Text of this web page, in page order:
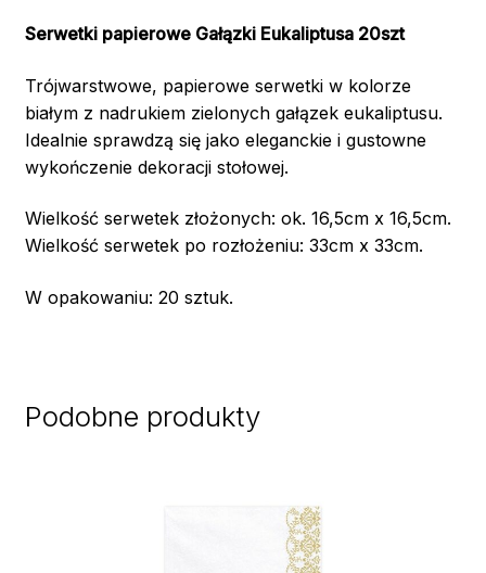
Serwetki papierowe Gałązki Eukaliptusa 20szt
Trójwarstwowe, papierowe serwetki w kolorze
białym z nadrukiem zielonych gałązek eukaliptusu.
Idealnie sprawdzą się jako eleganckie i gustowne
wykończenie dekoracji stołowej.
Wielkość serwetek złożonych: ok. 16,5cm x 16,5cm.
Wielkość serwetek po rozłożeniu: 33cm x 33cm.
W opakowaniu: 20 sztuk.
Podobne produkty